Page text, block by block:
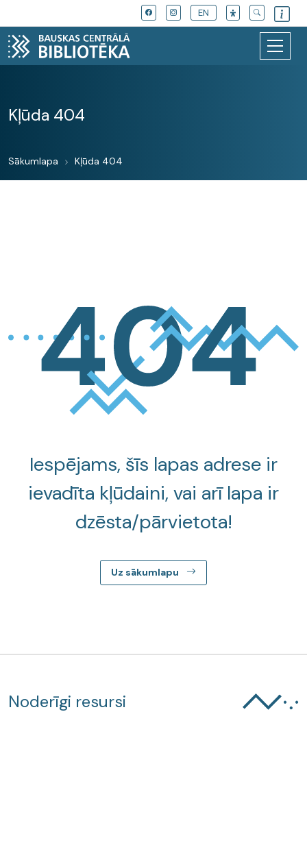
EN
Kļūda 404
Sākumlapa Kļūda 404
Iespējams, šīs lapas adrese ir
ievadīta kļūdaini, vai arī lapa ir
dzēsta/pārvietota!
Uz sākumlapu
Noderīgi resursi